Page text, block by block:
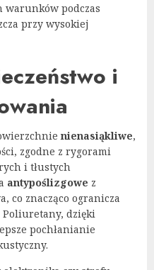
warunków podczas
przy wysokiej
i
nienasiąkliwe,
zgodne z rygorami
i tłustych
antypoślizgowe z
co znacząco ogranicza
dzięki
pochłanianie